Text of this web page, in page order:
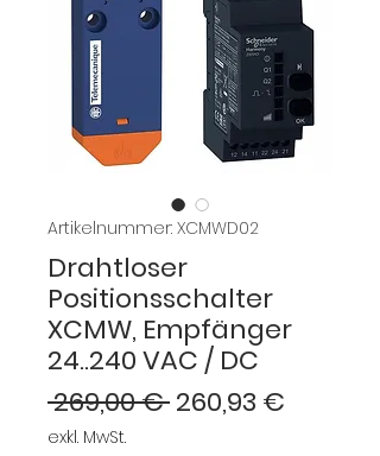
Artikelnummer: XCMWD02
Drahtloser
Positionsschalter
XCMW, Empfänger
24..240 VAC / DC
269,00 € Standardpreis
260,93 €
exkl. MwSt.